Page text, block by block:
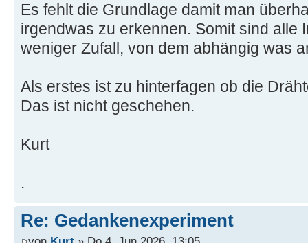
Es fehlt die Grundlage damit man
irgendwas zu erkennen. Somit sind alle
weniger Zufall, von dem abhängig was
Als erstes ist zu hinterfagen ob die
Das ist nicht geschehen.
Kurt
.
Re: Gedankenexperiment